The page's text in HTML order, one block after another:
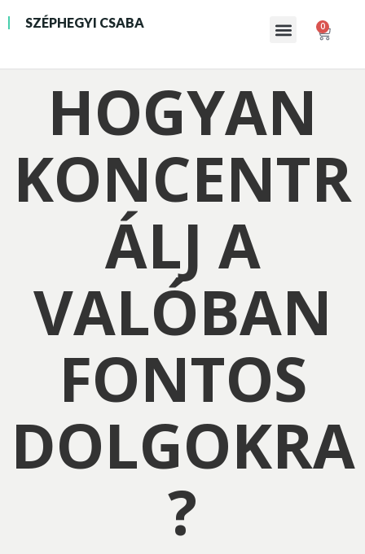
SZÉPHEGYI CSABA 0
HOGYAN
KONCENTR
ÁLJ A
VALÓBAN
FONTOS
DOLGOKRA
?